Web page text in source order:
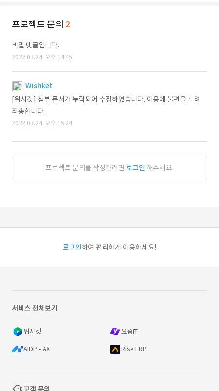
프로젝트 문의 2
비밀 댓글입니다.
2022.03.24. 오후 14:45
Wishket
[위시켓] 첨부 문서가 누락되어 수정하였습니다. 이용에 불편을 드려
죄송합니다.
2022.03.24. 오후 15:24
프로젝트 문의를 작성하려면 로그인 해주세요.
로그인하여 편리하게 이용하세요!
서비스 전체보기
위시켓 요즘IT
AIDP - AX Rise ERP
고객 문의